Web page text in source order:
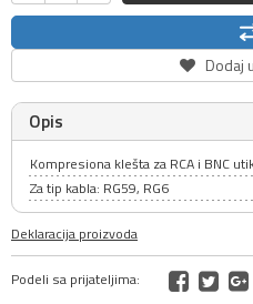
Dodaj
Opis
Kompresiona klešta za RCA i BNC
Za tip kabla: RG59, RG6
Deklaracija proizvoda
Podeli sa prijateljima: